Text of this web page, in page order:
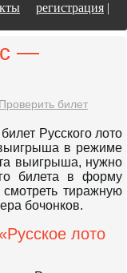
регистрация |
—
Проверить билет
Русского лото
в режиме
выигрыша, нужно
билета в форму
тиражную
бочонков.
лото